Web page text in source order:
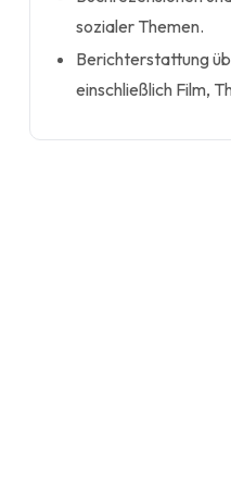
sozialer Themen.
Berichterstattung
einschließlich Film,